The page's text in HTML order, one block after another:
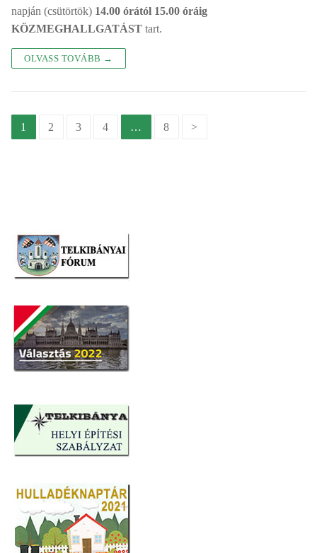
napján (csütörtök) 14.00 órától 15.00 óráig
KÖZMEGHALLGATÁST tart.
OLVASS TOVÁBB →
Bejegyzés
1 2 3 4 … 8 >